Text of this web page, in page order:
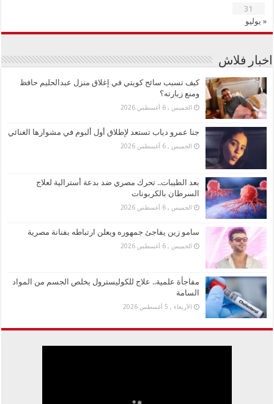
31
« يوليو
اخبار فلاش
كيف تسبب سائح كويتي في إغلاق منزل عبدالحليم حافظ
ومنع زيارته؟
الخميس , 6 أغسطس 2026
جنا عمرو دياب تستعد لإطلاق أول ألبوم في مشوارها الغنائي
الخميس , 6 أغسطس 2026
بعد الطيبات.. تحرك مصري ضد بدعة أسترالية لعلاج
السرطان بالكربونات
الخميس , 6 أغسطس 2026
سامو زين يفاجئ جمهوره ويعلن ارتباطه بفنانة مصرية
الخميس , 6 أغسطس 2026
مفاجأة علمية.. علاج للكوليسترول يخلص الجسم من المواد
السامة
الأربعاء , 5 أغسطس 2026